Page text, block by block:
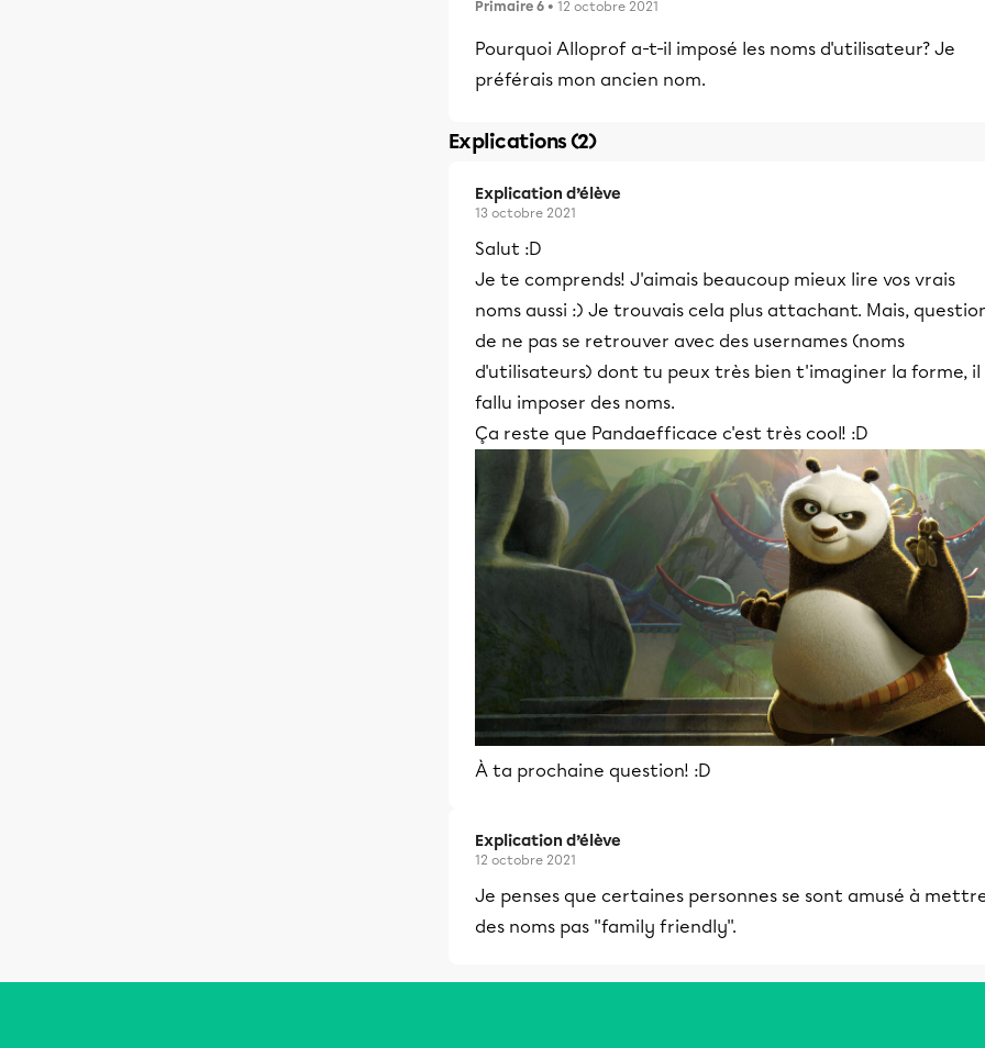
Primaire 6 • 12 octobre 2021
Pourquoi Alloprof a-t-il imposé les noms d'utilisateur? Je
préférais mon ancien nom.
Explications (2)
Explication d’élève
13 octobre 2021
Salut :D
Je te comprends! J'aimais beaucoup mieux lire vos vrais
noms aussi :) Je trouvais cela plus attachant. Mais,
de ne pas se retrouver avec des usernames (noms
d'utilisateurs) dont tu peux très bien t'imaginer la forme, il
fallu imposer des noms.
Ça reste que Pandaefficace c'est très cool! :D
À ta prochaine question! :D
Explication d’élève
12 octobre 2021
Je penses que certaines personnes se sont amusé à
des noms pas ''family friendly''.